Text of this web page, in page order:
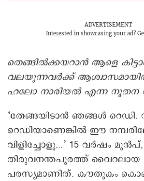
ADVERTISEMENT
Interested in showcasing your ad?
തെങ്ങിൽക്കയറാൻ ആളെ
വലയുന്നവർക്ക്
ഹലോ നാരിയൽ എന്ന നൂതന
‘തേങ്ങയിടാൻ ഞങ്ങൾ റെഡി.
റെഡിയാണെങ്കിൽ ഈ
വിളിച്ചോളൂ...’ 15 വർഷം മുൻപ്,
തിരുവനന്തപുരത്ത് വൈറലായ
പരസ്യമാണിത്. കൗതുകം